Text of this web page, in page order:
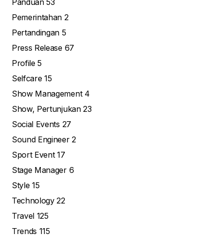
Panduan53
Pemerintahan 2
Pertandingan 5
Press Release 67
Profile5
Selfcare15
Show Management 4
Show, Pertunjukan23
Social Events 27
Sound Engineer2
Sport Event17
Stage Manager 6
Style15
Technology22
Travel 125
Trends 115